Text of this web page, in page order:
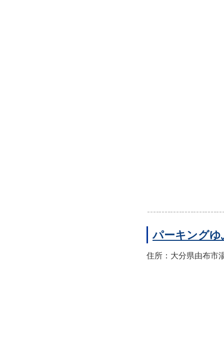
パーキングゆ
住所：大分県由布市